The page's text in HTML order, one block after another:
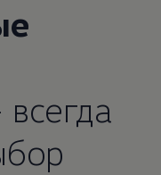
всегда